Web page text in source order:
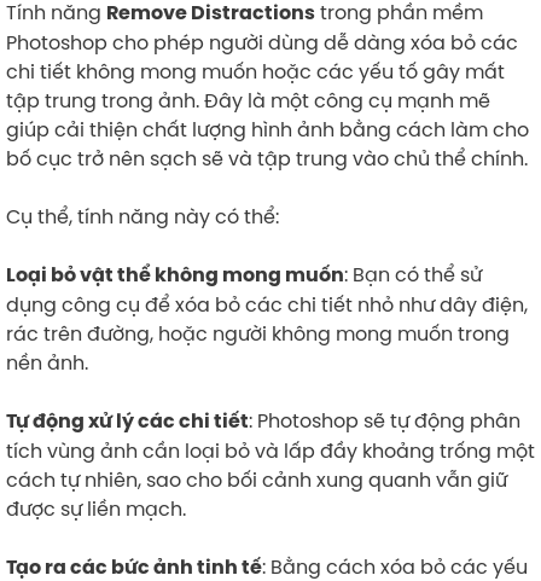
Tính năng Remove Distractionstrong phần mềm
Photoshop cho phép người dùng dễ dàng xóa bỏ các
chi tiết không mong muốn hoặc các yếu tố gây mất
tập trung trong ảnh. Đây là một công cụ mạnh mẽ
giúp cải thiện chất lượng hình ảnh bằng cách làm cho
bố cục trở nên sạch sẽ và tập trung vào chủ thể chính.
Cụ thể, tính năng này có thể:
Loại bỏ vật thể không mong muốn: Bạn có thể sử
dụng công cụ để xóa bỏ các chi tiết nhỏ như dây điện,
rác trên đường, hoặc người không mong muốn trong
nền ảnh.
Tự động xử lý các chi tiết: Photoshop sẽ tự động phân
tích vùng ảnh cần loại bỏ và lấp đầy khoảng trống một
cách tự nhiên, sao cho bối cảnh xung quanh vẫn giữ
được sự liền mạch.
Tạo ra các bức ảnh tinh tế: Bằng cách xóa bỏ các yếu